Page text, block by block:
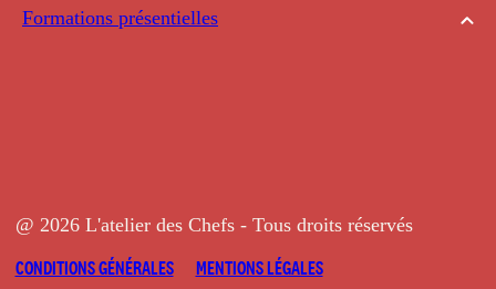
Formations présentielles
@ 2026 L'atelier des Chefs - Tous droits réservés
CONDITIONS GÉNÉRALES
MENTIONS LÉGALES